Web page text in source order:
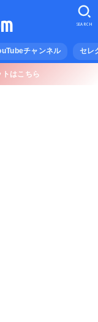
チャンネル セレ
SEARCH
はこちら